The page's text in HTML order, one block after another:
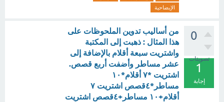
الإيضاحية
0
تصويتات
1
إجابة
من أساليب تدوين الملحوظات على
هذا المثال : ذهبت إلى المكتبة
واشتريت سبعة أقلام بالإضافة إلى
عشر مساطر وأضفت أربع قصص.
اشتريت *٧ أقلام*١٠
مساطر*٤قصص اشتريت ٧
أقلام+١٠ مساطر+٤قصص اشتريت